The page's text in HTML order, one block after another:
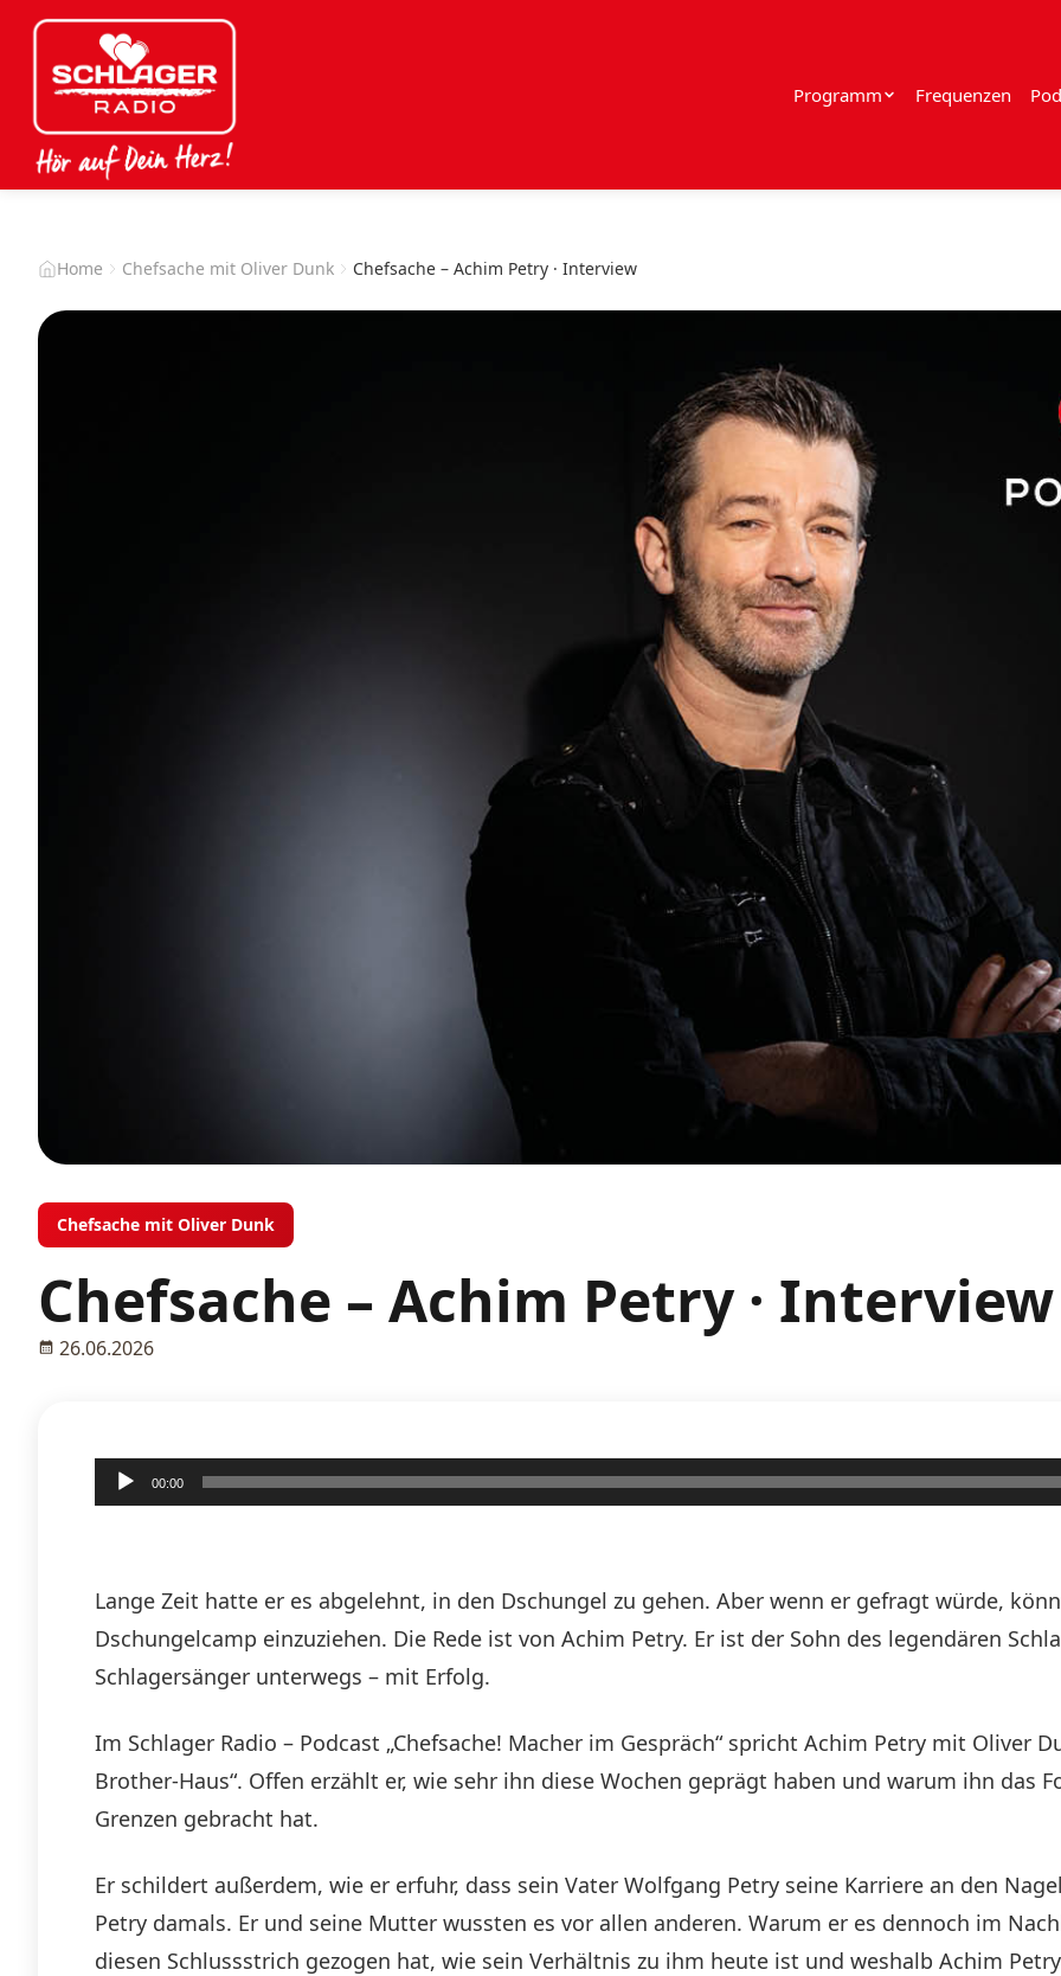
Programm Frequenzen
Home Chefsache mit Oliver Dunk Chefsache – Achim Petry · Interview
Chefsache mit Oliver Dunk
Chefsache – Achim Petry · Interview
26.06.2026
Audio-
Player
00:00
Lange Zeit hatte er es abgelehnt, in den Dschungel zu gehen. Aber wenn er gefragt würde,
Dschungelcamp einzuziehen. Die Rede ist von Achim Petry. Er ist der Sohn des legendären
Schlagersänger unterwegs – mit Erfolg.
Im Schlager Radio – Podcast „Chefsache! Macher im Gespräch“ spricht Achim Petry mit Oliver
Brother-Haus“. Offen erzählt er, wie sehr ihn diese Wochen geprägt haben und warum ihn das
Grenzen gebracht hat.
Er schildert außerdem, wie er erfuhr, dass sein Vater Wolfgang Petry seine Karriere an den
Petry damals. Er und seine Mutter wussten es vor allen anderen. Warum er es dennoch im
diesen Schlussstrich gezogen hat, wie sein Verhältnis zu ihm heute ist und weshalb Achim